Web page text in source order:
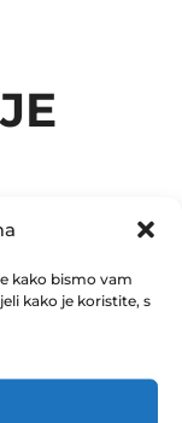
kako bismo vam
kako je koristite, s
ZIF